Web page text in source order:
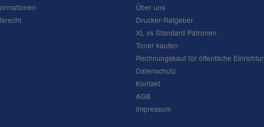
Über uns
Drucker-Ratgeber
XL vs Standard Patronen
Toner kaufen
Rechnungskauf für öffentliche
Datenschutz
Kontakt
AGB
Impressum